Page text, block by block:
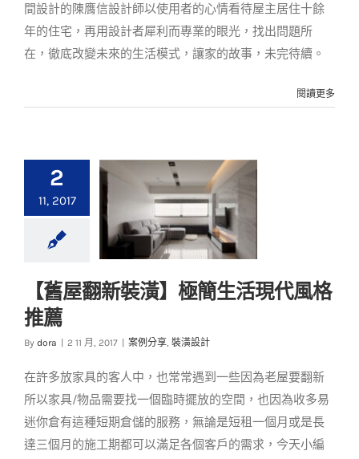
間設計的陳膺信設計師以使用者的心情看待屋主居住十餘
年的住宅，再用設計者犀利而專業的眼光，找出問題所
在，徹底改變未來的生活模式，讓家的故事，未完待續。
閱讀更多
2
11, 2017
案例分享 裝潢設計
【舊屋翻新裝潢】極簡生活現代風格
推薦
By dora 2 11 月, 2017 案例分享, 裝潢設計
在許多放家具的客人中，也常常遇到一些因為老屋要翻新
所以家具/物品需要找一個臨時擺放的空間，也因為收多易
迷你倉有這種短期倉儲的服務，無論是短租一個月或是長
達三個月的施工期都可以滿足各個客戶的需求，今天小編